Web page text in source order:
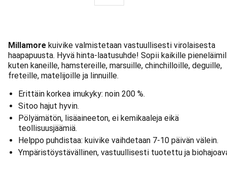
Millamore kuivike valmistetaan vastuullisesti virolaisesta
haapapuusta. Hyvä hinta-laatusuhde! Sopii kaikille
kuten kaneille, hamstereille, marsuille, chinchilloille, deguille,
freteille, matelijoille ja linnuille.
Erittäin korkea imukyky: noin 200 %.
Sitoo hajut hyvin.
Pölyämätön, lisäaineeton, ei kemikaaleja eikä
teollisuusjäämiä.
Helppo puhdistaa: kuivike vaihdetaan 7-10 päivän välein.
Ympäristöystävällinen, vastuullisesti tuotettu ja